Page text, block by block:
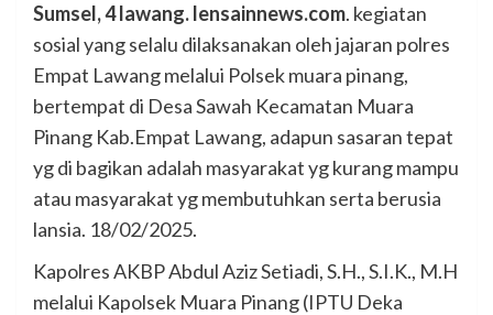
Sumsel, 4 lawang. lensainnews.com. kegiatan
sosial yang selalu dilaksanakan oleh jajaran polres
Empat Lawang melalui Polsek muara pinang,
bertempat di Desa Sawah Kecamatan Muara
Pinang Kab.Empat Lawang, adapun sasaran tepat
yg di bagikan adalah masyarakat yg kurang mampu
atau masyarakat yg membutuhkan serta berusia
lansia. 18/02/2025.
Kapolres AKBP Abdul Aziz Setiadi, S.H., S.I.K., M.H
melalui Kapolsek Muara Pinang (IPTU Deka